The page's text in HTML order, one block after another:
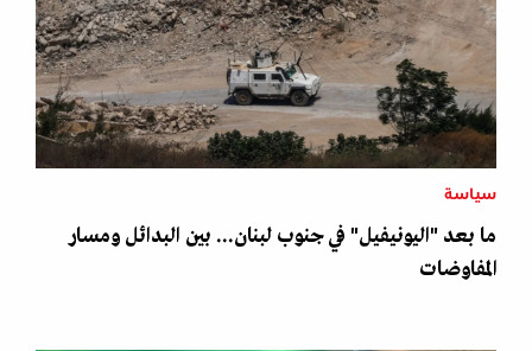
سياسة
ما بعد "اليونيفيل" في جنوب لبنان... بين البدائل ومسار
المفاوضات